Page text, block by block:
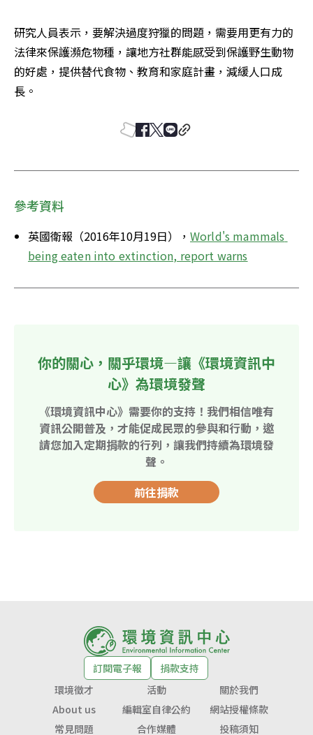
研究人員表示，要解決過度狩獵的問題，需要用更有力的
法律來保護瀕危物種，讓地方社群能感受到保護野生動物
的好處，提供替代食物、教育和家庭計畫，減緩人口成
長。
參考資料
英國衛報（2016年10月19日）， World's mammals
being eaten into extinction, report warns
你的關心，關乎環境—讓《環境資訊中
心》為環境發聲
《環境資訊中心》需要你的支持！我們相信唯有
資訊公開普及，才能促成民眾的參與和行動，邀
請您加入定期捐款的行列，讓我們持續為環境發
聲。
前往捐款
訂閱電子報
捐款支持
環境徵才
活動
關於我們
About us
編輯室自律公約
網站授權條款
常見問題
合作媒體 投稿須知